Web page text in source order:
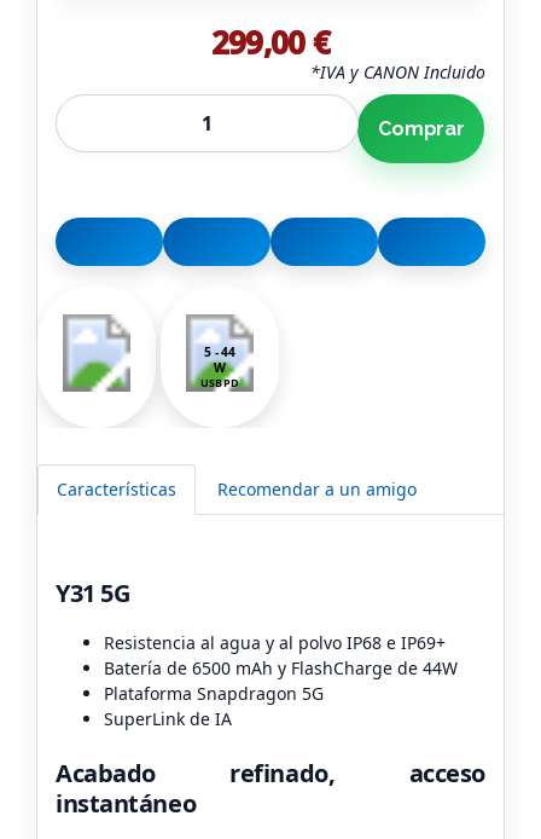
299,00 €
*IVA y CANON Incluido
Comprar
5 - 44
W
USB PD
Características Recomendar a un amigo
Y31 5G
Resistencia al agua y al polvo IP68 e IP69+
Batería de 6500 mAh y FlashCharge de 44W
Plataforma Snapdragon 5G
SuperLink de IA
Acabado refinado, acceso
instantáneo